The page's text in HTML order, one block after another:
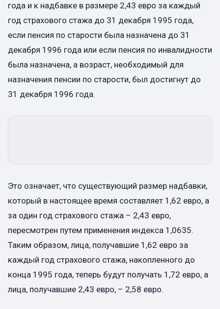
года и к надбавке в размере 2,43 евро за каждый
год страхового стажа до 31 декабря 1995 года,
если пенсия по старости была назначена до 31
декабря 1996 года или если пенсия по инвалидности
была назначена, а возраст, необходимый для
назначения пенсии по старости, был достигнут до
31 декабря 1996 года.
Это означает, что существующий размер надбавки,
который в настоящее время составляет 1,62 евро, а
за один год страхового стажа – 2,43 евро,
пересмотрен путем применения индекса 1,0635.
Таким образом, лица, получавшие 1,62 евро за
каждый год страхового стажа, накопленного до
конца 1995 года, теперь будут получать 1,72 евро, а
лица, получавшие 2,43 евро, – 2,58 евро.